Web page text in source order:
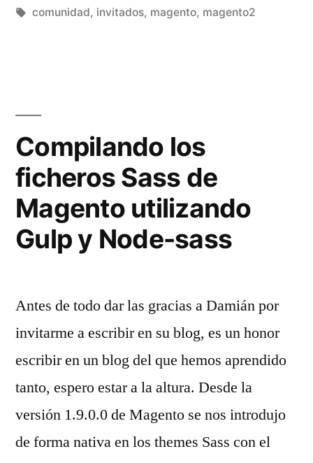
en
Etiquetas:
comunidad, invitados, magento, magento2
Compilando los
ficheros Sass de
Magento utilizando
Gulp y Node-sass
Antes de todo dar las gracias a Damián por
invitarme a escribir en su blog, es un honor
escribir en un blog del que hemos aprendido
tanto, espero estar a la altura. Desde la
versión 1.9.0.0 de Magento se nos introdujo
de forma nativa en los themes Sass con el